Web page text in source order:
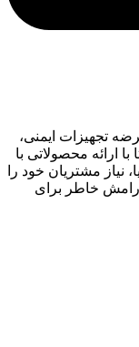
تجهیزات ایمنی،
ارائه محصولاتی با
نیاز مشتریان خود را
خاطر برای